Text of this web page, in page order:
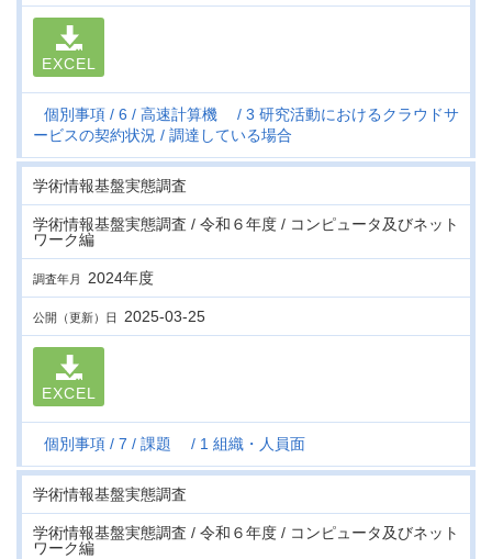
EXCEL
個別事項 6 高速計算機
3 研究活動におけるクラウドサ
ービスの契約状況
調達している場合
学術情報基盤実態調査
学術情報基盤実態調査 / 令和６年度 / コンピュータ及びネット
ワーク編
調査年月 2024年度
公開（更新）日 2025-03-25
EXCEL
個別事項 7 課題 1 組織・人員面
学術情報基盤実態調査
学術情報基盤実態調査 / 令和６年度 / コンピュータ及びネット
ワーク編